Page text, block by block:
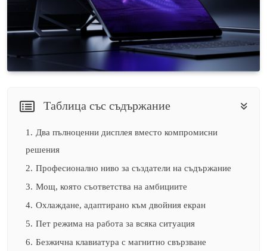
Таблица със съдържание
1. Два пълноценни дисплея вместо компромисни
решения
2. Професионално ниво за създатели на съдържание
3. Мощ, която съответства на амбициите
4. Охлаждане, адаптирано към двойния екран
5. Пет режима на работа за всяка ситуация
6. Безжична клавиатура с магнитно свързване